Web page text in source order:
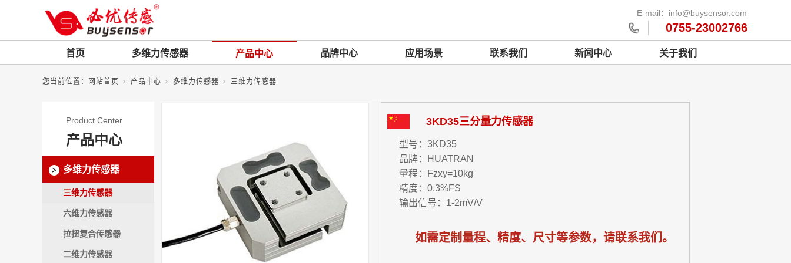
E-mail：info@buysensor.com
0755-23002766
首页 多维力传感器 产品中心 品牌中心 应用场景 联系我们 新闻中心 关于我们
您当前位置： 网站首页 产品中心 多维力传感器 三维力传感器
Product Center
产品中心
多维力传感器
三维力传感器
六维力传感器
拉扭复合传感器
二维力传感器
3KD35三分量力传感器
型号：3KD35
品牌：HUATRAN
量程：Fzxy=10kg
精度：0.3%FS
输出信号：1-2mV/V
如需定制量程、精度、尺寸等参数，请联系我们。